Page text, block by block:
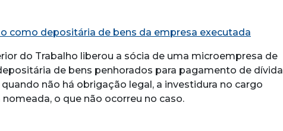
como depositária de bens da empresa executada
do Trabalho liberou a sócia de uma microempresa de
de bens penhorados para pagamento de dívida
não há obrigação legal, a investidura no cargo
o que não ocorreu no caso.